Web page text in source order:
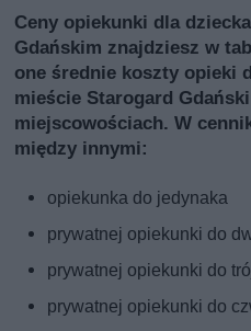
Ceny opiekunki dla
Gdańskim znajdziesz w
one średnie koszty opieki
mieście Starogard
miejscowościach. W
między innymi:
opiekunka do jedynaka
prywatnej opiekunki do
prywatnej opiekunki do
prywatnej opiekunki do